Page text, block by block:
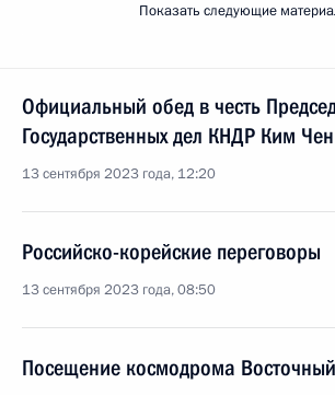
Показать следующие
Официальный обед в честь
Государственных дел КНДР Ким
13 сентября 2023 года, 12:20
Российско-корейские переговоры
13 сентября 2023 года, 08:50
Посещение космодрома Восточный